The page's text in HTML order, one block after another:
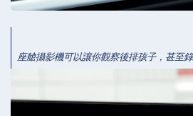
座艙攝影機可以讓你觀察後排孩子，甚至